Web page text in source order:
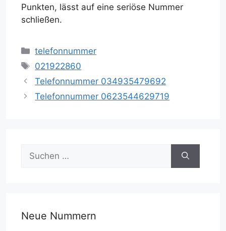
Punkten, lässt auf eine seriöse Nummer
schließen.
Kategorien
telefonnummer
Schlagwörter
021922860
Telefonnummer 034935479692
Telefonnummer 0623544629719
nach:
Neue Nummern